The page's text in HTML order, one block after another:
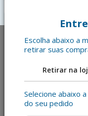
Escolha abaixo a
retirar suas
Retirar na
Selecione abaixo
do seu pedido